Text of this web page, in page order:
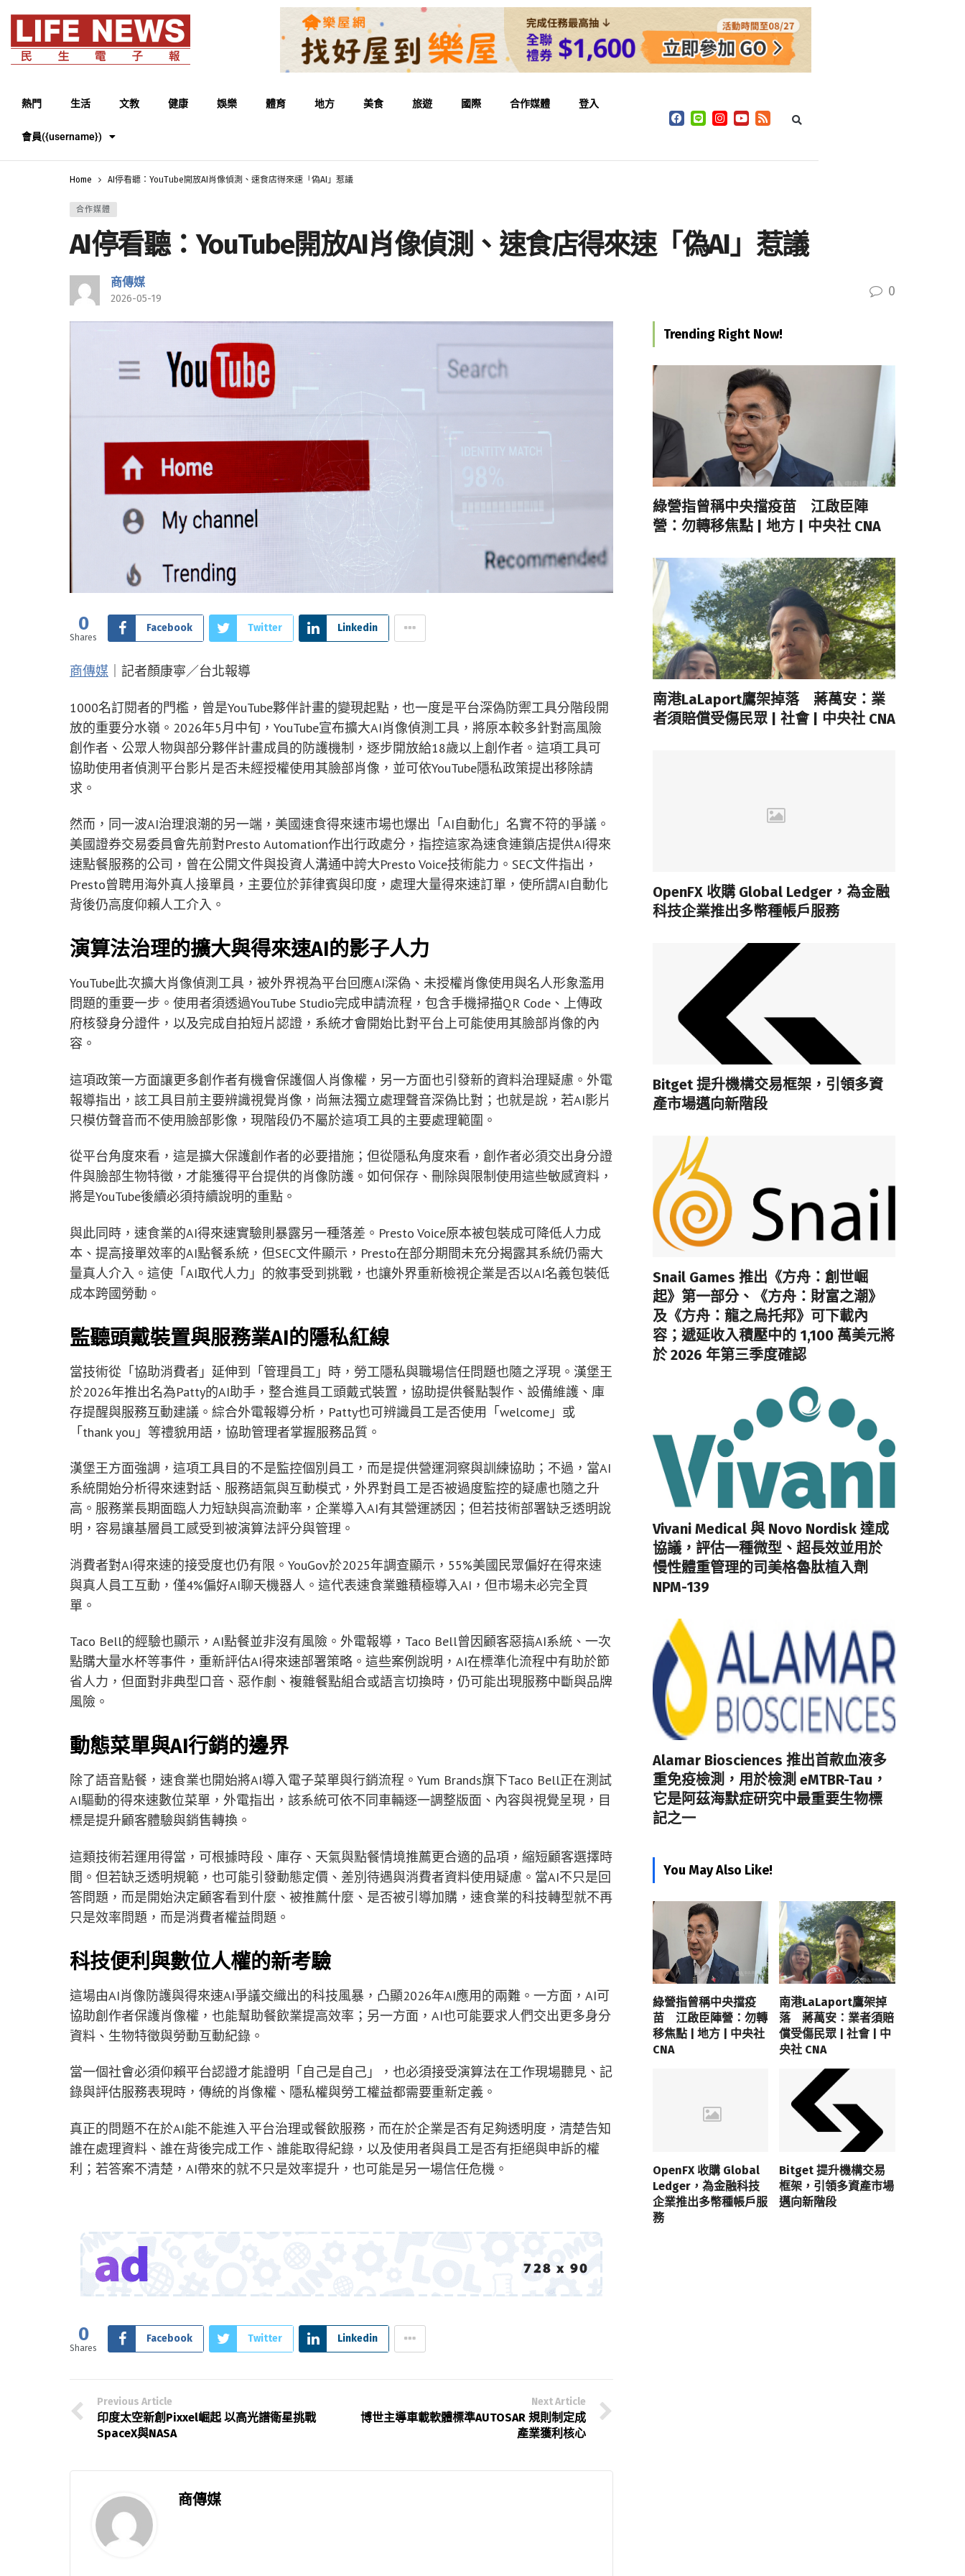
熱門 生活 文教 健康 娛樂 體育 地方 美食 旅遊 國際 合作媒體 登入
會員({username})
Home AI停看聽：YouTube開放AI肖像偵測、速食店得來速「偽AI」惹議
合作媒體
AI停看聽：YouTube開放AI肖像偵測、速食店得來速「偽AI」惹議
商傳媒
2026-05-19 0
0
Shares
Facebook Twitter Linkedin
商傳媒 ｜記者顏康寧／台北報導
1000名訂閱者的門檻，曾是YouTube夥伴計畫的變現起點，也一度是平台深偽防禦工具分階段開
放的重要分水嶺。2026年5月中旬，YouTube宣布擴大AI肖像偵測工具，將原本較多針對高風險
創作者、公眾人物與部分夥伴計畫成員的防護機制，逐步開放給18歲以上創作者。這項工具可
協助使用者偵測平台影片是否未經授權使用其臉部肖像，並可依YouTube隱私政策提出移除請
求。
然而，同一波AI治理浪潮的另一端，美國速食得來速市場也爆出「AI自動化」名實不符的爭議。
美國證券交易委員會先前對Presto Automation作出行政處分，指控這家為速食連鎖店提供AI得來
速點餐服務的公司，曾在公開文件與投資人溝通中誇大Presto Voice技術能力。SEC文件指出，
Presto曾聘用海外真人接單員，主要位於菲律賓與印度，處理大量得來速訂單，使所謂AI自動化
背後仍高度仰賴人工介入。
演算法治理的擴大與得來速AI的影子人力
YouTube此次擴大肖像偵測工具，被外界視為平台回應AI深偽、未授權肖像使用與名人形象濫用
問題的重要一步。使用者須透過YouTube Studio完成申請流程，包含手機掃描QR Code、上傳政
府核發身分證件，以及完成自拍短片認證，系統才會開始比對平台上可能使用其臉部肖像的內
容。
這項政策一方面讓更多創作者有機會保護個人肖像權，另一方面也引發新的資料治理疑慮。外電
報導指出，該工具目前主要辨識視覺肖像，尚無法獨立處理聲音深偽比對；也就是說，若AI影片
只模仿聲音而不使用臉部影像，現階段仍不屬於這項工具的主要處理範圍。
從平台角度來看，這是擴大保護創作者的必要措施；但從隱私角度來看，創作者必須交出身分證
件與臉部生物特徵，才能獲得平台提供的肖像防護。如何保存、刪除與限制使用這些敏感資料，
將是YouTube後續必須持續說明的重點。
與此同時，速食業的AI得來速實驗則暴露另一種落差。Presto Voice原本被包裝成可降低人力成
本、提高接單效率的AI點餐系統，但SEC文件顯示，Presto在部分期間未充分揭露其系統仍需大
量真人介入。這使「AI取代人力」的敘事受到挑戰，也讓外界重新檢視企業是否以AI名義包裝低
成本跨國勞動。
監聽頭戴裝置與服務業AI的隱私紅線
當技術從「協助消費者」延伸到「管理員工」時，勞工隱私與職場信任問題也隨之浮現。漢堡王
於2026年推出名為Patty的AI助手，整合進員工頭戴式裝置，協助提供餐點製作、設備維護、庫
存提醒與服務互動建議。綜合外電報導分析，Patty也可辨識員工是否使用「welcome」或
「thank you」等禮貌用語，協助管理者掌握服務品質。
漢堡王方面強調，這項工具目的不是監控個別員工，而是提供營運洞察與訓練協助；不過，當AI
系統開始分析得來速對話、服務語氣與互動模式，外界對員工是否被過度監控的疑慮也隨之升
高。服務業長期面臨人力短缺與高流動率，企業導入AI有其營運誘因；但若技術部署缺乏透明說
明，容易讓基層員工感受到被演算法評分與管理。
消費者對AI得來速的接受度也仍有限。YouGov於2025年調查顯示，55%美國民眾偏好在得來速
與真人員工互動，僅4%偏好AI聊天機器人。這代表速食業雖積極導入AI，但市場未必完全買
單。
Taco Bell的經驗也顯示，AI點餐並非沒有風險。外電報導，Taco Bell曾因顧客惡搞AI系統、一次
點購大量水杯等事件，重新評估AI得來速部署策略。這些案例說明，AI在標準化流程中有助於節
省人力，但面對非典型口音、惡作劇、複雜餐點組合或語言切換時，仍可能出現服務中斷與品牌
風險。
動態菜單與AI行銷的邊界
除了語音點餐，速食業也開始將AI導入電子菜單與行銷流程。Yum Brands旗下Taco Bell正在測試
AI驅動的得來速數位菜單，外電指出，該系統可依不同車輛逐一調整版面、內容與視覺呈現，目
標是提升顧客體驗與銷售轉換。
這類技術若運用得當，可根據時段、庫存、天氣與點餐情境推薦更合適的品項，縮短顧客選擇時
間。但若缺乏透明規範，也可能引發動態定價、差別待遇與消費者資料使用疑慮。當AI不只是回
答問題，而是開始決定顧客看到什麼、被推薦什麼、是否被引導加購，速食業的科技轉型就不再
只是效率問題，而是消費者權益問題。
科技便利與數位人權的新考驗
這場由AI肖像防護與得來速AI爭議交織出的科技風暴，凸顯2026年AI應用的兩難。一方面，AI可
協助創作者保護肖像權，也能幫助餐飲業提高效率；另一方面，AI也可能要求人們交出更多身分
資料、生物特徵與勞動互動紀錄。
當一個社會必須仰賴平台認證才能證明「自己是自己」，也必須接受演算法在工作現場聽見、記
錄與評估服務表現時，傳統的肖像權、隱私權與勞工權益都需要重新定義。
真正的問題不在於AI能不能進入平台治理或餐飲服務，而在於企業是否有足夠透明度，清楚告知
誰在處理資料、誰在背後完成工作、誰能取得紀錄，以及使用者與員工是否有拒絕與申訴的權
利；若答案不清楚，AI帶來的就不只是效率提升，也可能是另一場信任危機。
0
Shares
Facebook Twitter Linkedin
Previous Article
印度太空新創Pixxel崛起 以高光譜衛星挑戰
SpaceX與NASA
Next Article
博世主導車載軟體標準AUTOSAR 規則制定成
產業獲利核心
商傳媒
Trending Right Now!
綠營指曾稱中央擋疫苗 江啟臣陣
營：勿轉移焦點 | 地方 | 中央社 CNA
南港LaLaport鷹架掉落 蔣萬安：業
者須賠償受傷民眾 | 社會 | 中央社 CNA
OpenFX 收購 Global Ledger，為金融
科技企業推出多幣種帳戶服務
Bitget 提升機構交易框架，引領多資
產市場邁向新階段
Snail Games 推出《方舟：創世崛
起》第一部分、《方舟：財富之潮》
及《方舟：龍之烏托邦》可下載內
容；遞延收入積壓中的 1,100 萬美元將
於 2026 年第三季度確認
Vivani Medical 與 Novo Nordisk 達成
協議，評估一種微型、超長效並用於
慢性體重管理的司美格魯肽植入劑
NPM-139
Alamar Biosciences 推出首款血液多
重免疫檢測，用於檢測 eMTBR-Tau，
它是阿茲海默症研究中最重要生物標
記之一
You May Also Like!
綠營指曾稱中央擋疫
苗 江啟臣陣營：勿轉
移焦點 | 地方 | 中央社
CNA
南港LaLaport鷹架掉
落 蔣萬安：業者須賠
償受傷民眾 | 社會 | 中
央社 CNA
OpenFX 收購 Global
Ledger，為金融科技
企業推出多幣種帳戶服
務
Bitget 提升機構交易
框架，引領多資產市場
邁向新階段